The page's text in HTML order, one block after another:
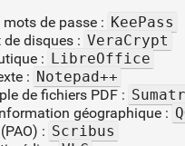
de passe : KeePass
disques : VeraCrypt
: LibreOffice
: Notepad++
de fichiers PDF :
géographique :
: Scribus